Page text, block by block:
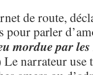
de route,
pour parler
mordue par
narrateur use